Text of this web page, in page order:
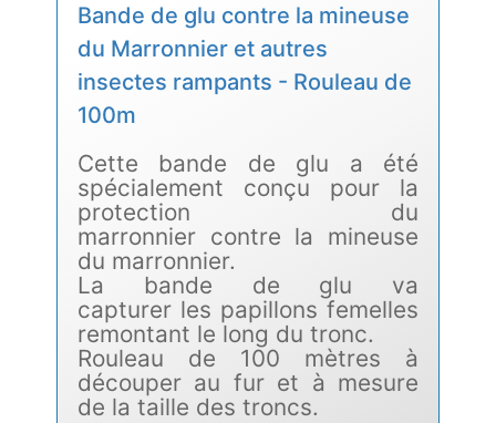
Bande de glu contre la mineuse
du Marronnier et autres
insectes rampants - Rouleau de
100m
Cette bande de glu a été
spécialement conçu pour la
protection du
marronnier contre la mineuse
du marronnier.
La bande de glu va
capturer les papillons femelles
remontant le long du tronc.
Rouleau de 100 mètres à
découper au fur et à mesure
de la taille des troncs.